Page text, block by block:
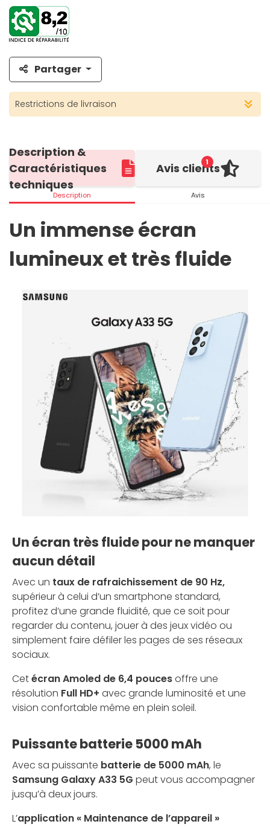
Partager
Restrictions de livraison
Description &
Caractéristiques
techniques
Description
1
Avis clients
Avis
Un immense écran
lumineux et très fluide
Un écran très fluide pour ne manquer
aucun détail
Avec un taux de rafraichissement de 90 Hz,
supérieur à celui d’un smartphone standard,
profitez d’une grande fluidité, que ce soit pour
regarder du contenu, jouer à des jeux vidéo ou
simplement faire défiler les pages de ses réseaux
sociaux.
Cetécran Amoled de 6,4 poucesoffre une
résolution Full HD+ avec grande luminosité et une
vision confortable même en plein soleil.
Puissante batterie 5000 mAh
Avec sa puissante batterie de 5000 mAh, le
Samsung Galaxy A33 5G peut vous accompagner
jusqu’à deux jours.
L’application « Maintenance de l’appareil »